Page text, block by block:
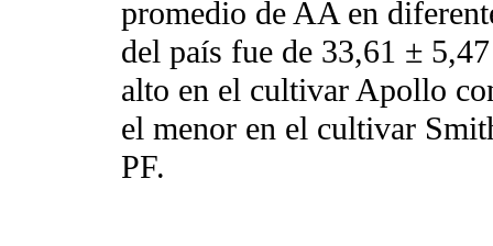
promedio de AA en
del país fue de 33,61 ±
alto en el cultivar Apollo
el menor en el cultivar
PF.